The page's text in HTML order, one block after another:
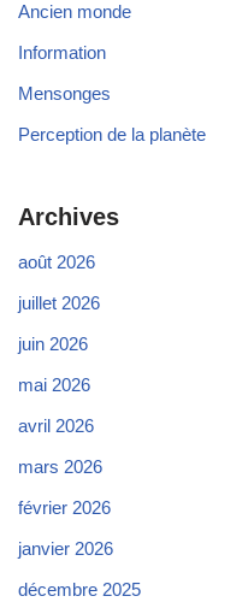
Ancien monde
Information
Mensonges
Perception de la planète
Archives
août 2026
juillet 2026
juin 2026
mai 2026
avril 2026
mars 2026
février 2026
janvier 2026
décembre 2025